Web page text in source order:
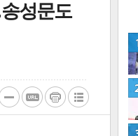
성문도